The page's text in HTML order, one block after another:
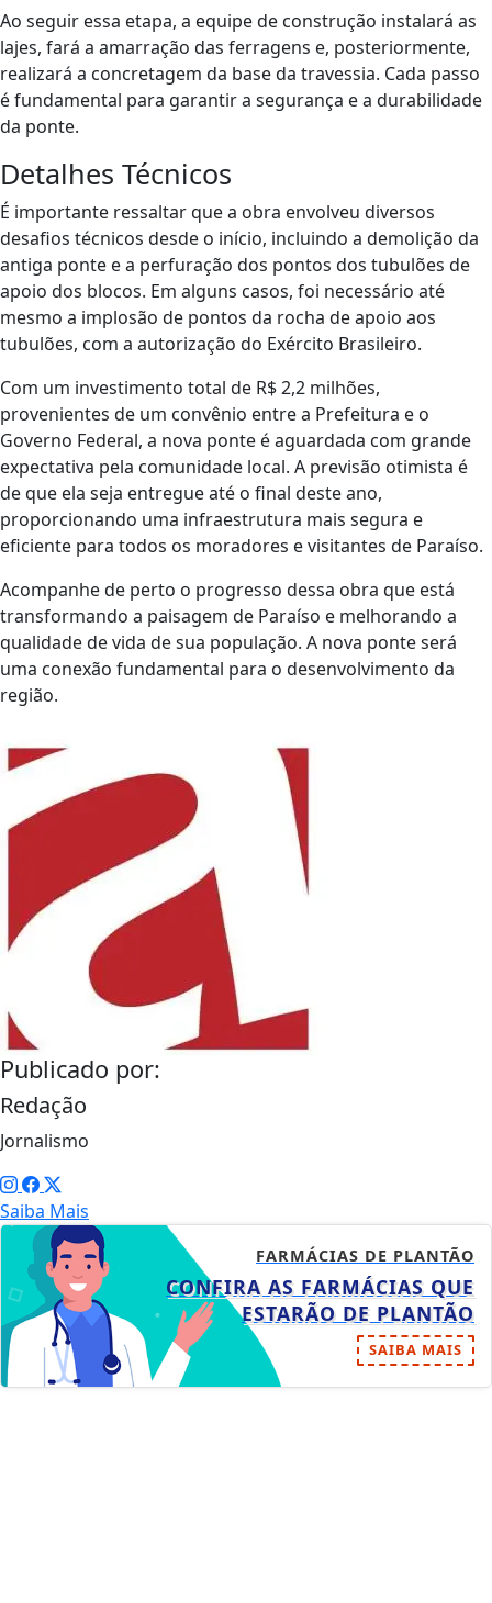
Ao seguir essa etapa, a equipe de construção instalará as
lajes, fará a amarração das ferragens e, posteriormente,
realizará a concretagem da base da travessia. Cada passo
é fundamental para garantir a segurança e a durabilidade
da ponte.
Detalhes Técnicos
É importante ressaltar que a obra envolveu diversos
desafios técnicos desde o início, incluindo a demolição da
antiga ponte e a perfuração dos pontos dos tubulões de
apoio dos blocos. Em alguns casos, foi necessário até
mesmo a implosão de pontos da rocha de apoio aos
tubulões, com a autorização do Exército Brasileiro.
Com um investimento total de R$ 2,2 milhões,
provenientes de um convênio entre a Prefeitura e o
Governo Federal, a nova ponte é aguardada com grande
expectativa pela comunidade local. A previsão otimista é
de que ela seja entregue até o final deste ano,
proporcionando uma infraestrutura mais segura e
eficiente para todos os moradores e visitantes de Paraíso.
Acompanhe de perto o progresso dessa obra que está
transformando a paisagem de Paraíso e melhorando a
qualidade de vida de sua população. A nova ponte será
uma conexão fundamental para o desenvolvimento da
região.
Publicado por:
Redação
Jornalismo
Saiba Mais
FARMÁCIAS DE PLANTÃO
CONFIRA AS FARMÁCIAS QUE
ESTARÃO DE PLANTÃO
SAIBA MAIS